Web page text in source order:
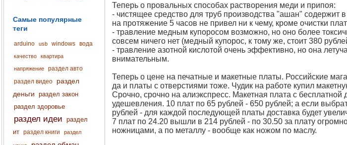
Самые популярные
теги
arduino usb windows вода
качество квартира
напряжение
раздел авто
раздел видео
раздел
деньги раздел закон
раздел здоровье
раздел идеи раздел
ит раздел книги раздел
Теперь о провальных способах растворения меди и припоя:
- чистящее средство для труб производства "ашан" содержит
на протяжение 5 часов не привел ни к чему, кроме очистки
- травление медным купоросом возможно, но оно более
совсем ничего нет (медный купорос, к тому же, стоит 380
- травление азотной кислотой очень эффективно, но она
внимательным.
Теперь о цене на печатные и макетные платы. Российские
да и платы с отверстиями тоже. Чудик на работе купил
Срочно, срочно на алиэкспресс. Макетная плата с бесплатной
удешевления. 10 плат по 65 рублей - 650 рублей; а если
рублей - для каждой последующей платы доставка будет
7 плат по 24.20 вышли в 214 рублей - по 30.50 за плату
ножницами, а по металлу - вообще как ножом по маслу.